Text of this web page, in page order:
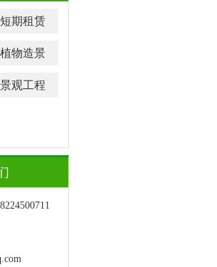
短期租赁
植物造景
景观工程